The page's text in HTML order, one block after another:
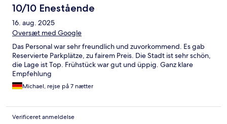
10/10 Enestående
16. aug. 2025
Oversæt med Google
Das Personal war sehr freundlich und zuvorkommend. Es gab
Reservierte Parkplätze, zu fairem Preis. Die Stadt ist sehr schön,
die Lage ist Top. Frühstück war gut und üppig. Ganz klare
Empfehlung
Michael, rejse på 7 nætter
Verificeret anmeldelse